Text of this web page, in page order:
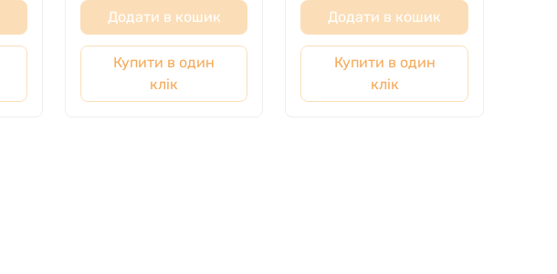
Додати в кошик
Купити в один
клік
Додати в кошик
Купити в один
клік